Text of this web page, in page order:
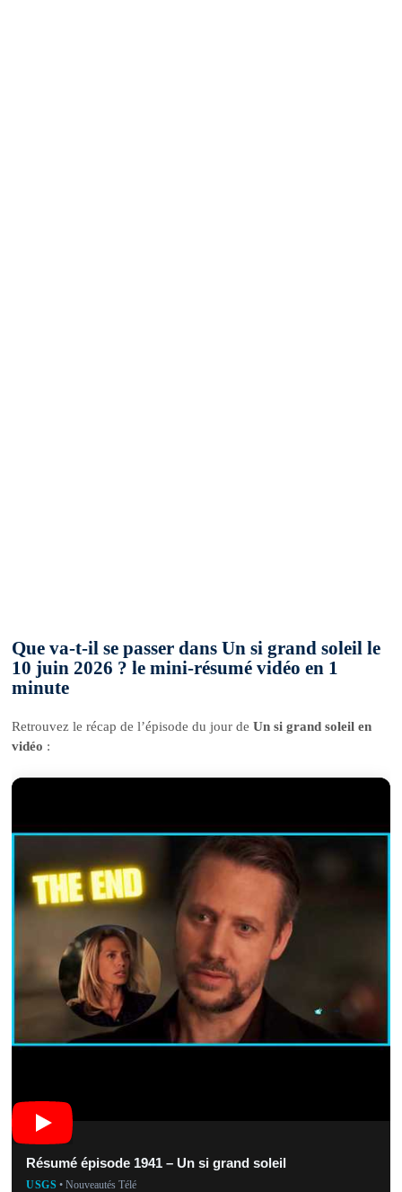
Que va-t-il se passer dans Un si grand soleil le
10 juin 2026 ? le mini-résumé vidéo en 1
minute
Retrouvez le récap de l’épisode du jour deUn si grand soleil en
vidéo :
Résumé épisode 1941 – Un si grand soleil
USGS • Nouveautés Télé